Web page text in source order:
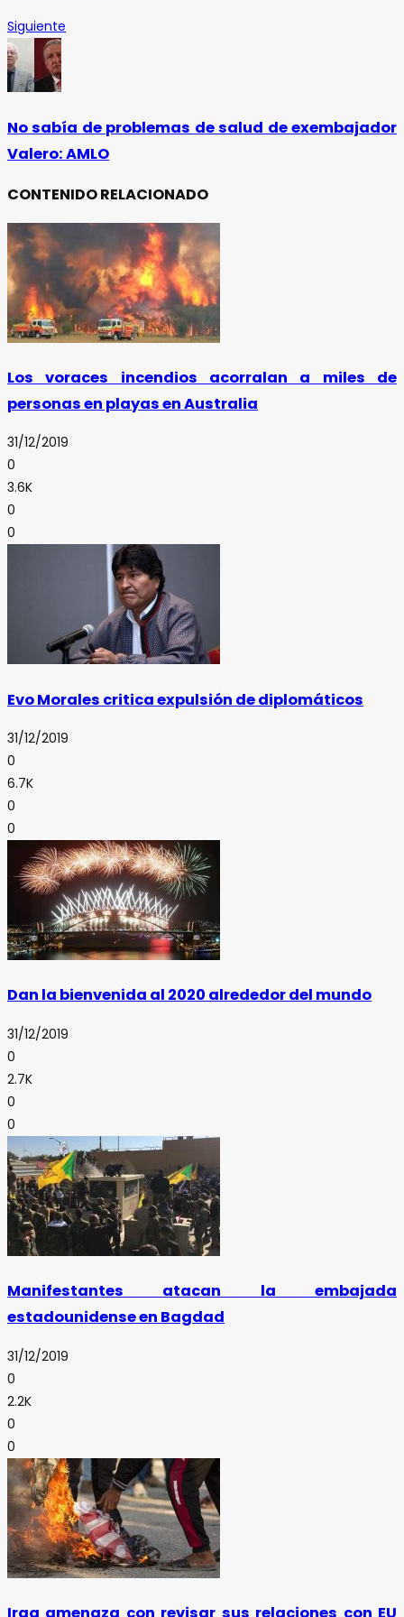
Siguiente
No sabía de problemas de salud de exembajador
Valero: AMLO
CONTENIDO RELACIONADO
Los voraces incendios acorralan a miles de
personas en playas en Australia
31/12/2019
0
3.6K
0
0
Evo Morales critica expulsión de diplomáticos
31/12/2019
0
6.7K
0
0
Dan la bienvenida al 2020 alrededor del mundo
31/12/2019
0
2.7K
0
0
Manifestantes atacan la embajada
estadounidense en Bagdad
31/12/2019
0
2.2K
0
0